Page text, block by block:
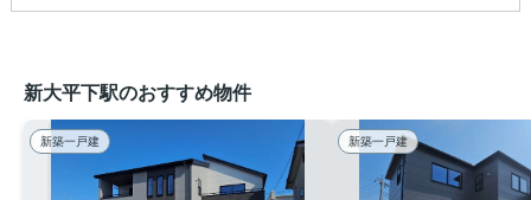
新大平下駅のおすすめ物件
新築一戸建 新築一戸建